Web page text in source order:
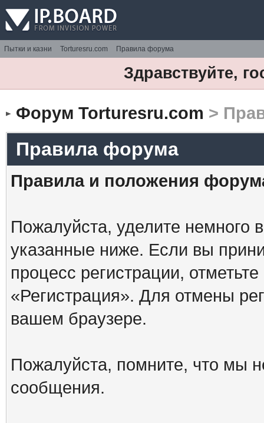
Пытки и казни Torturesru.com Правила форума
Здравствуйте,
Форум Torturesru.com >
Правила форума
Правила и положения
Пожалуйста, уделите немного
указанные ниже. Если вы
процесс регистрации,
«Регистрация». Для отмены
вашем браузере.
Пожалуйста, помните, что мы
сообщения.